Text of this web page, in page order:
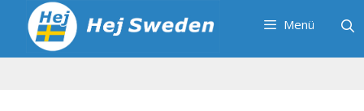
Inhalt
springen
Menü